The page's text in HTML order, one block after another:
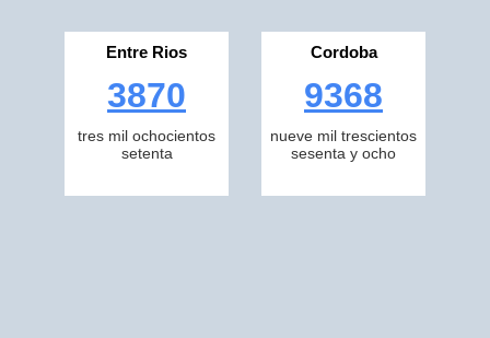
Entre Rios
3870
tres mil ochocientos
setenta
Cordoba
9368
nueve mil trescientos
sesenta y ocho